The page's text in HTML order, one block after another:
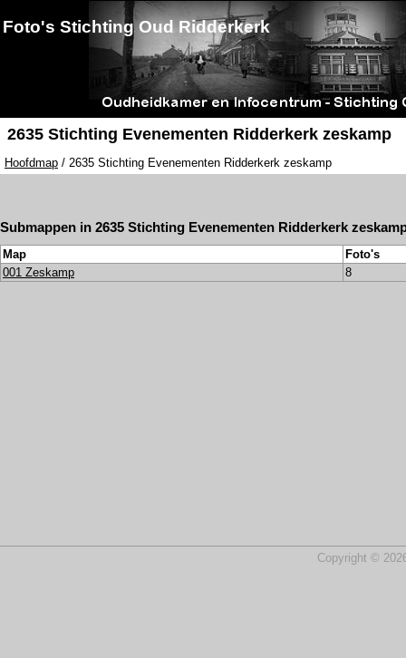
Foto's Stichting Oud Ridderkerk
2635 Stichting Evenementen Ridderkerk zeskamp
Hoofdmap / 2635 Stichting Evenementen Ridderkerk zeskamp
Submappen in 2635 Stichting Evenementen Ridderkerk
Map
Foto's
001 Zeskamp
8
Copyright ©